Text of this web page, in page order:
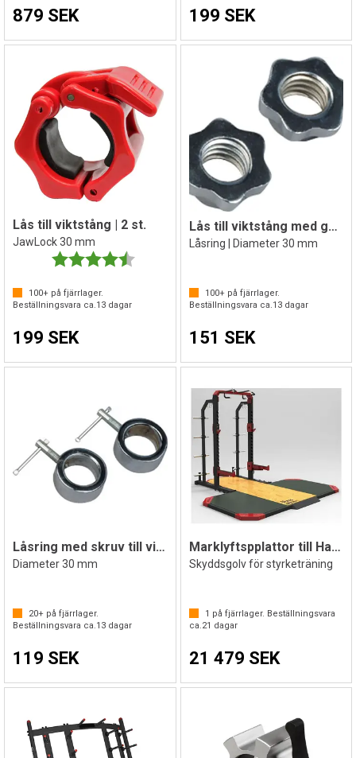
879 SEK 199 SEK
Lås till viktstång | 2 st.
JawLock 30 mm
Betyg:
4.5 utav 5 stjärnor
100+ på fjärrlager.
Beställningsvara ca.13 dagar
199 SEK
Lås till viktstång med gänger | 2 st
Låsring | Diameter 30 mm
100+på fjärrlager.
Beställningsvara ca.13dagar
151 SEK
Låsring med skruv till viktstång
Diameter 30 mm
20+ på fjärrlager.
Beställningsvara ca.13 dagar
119 SEK
Marklyftspplattor till Half Rack
Skyddsgolv för styrketräning
1 på fjärrlager. Beställningsvara
ca.21 dagar
21 479 SEK